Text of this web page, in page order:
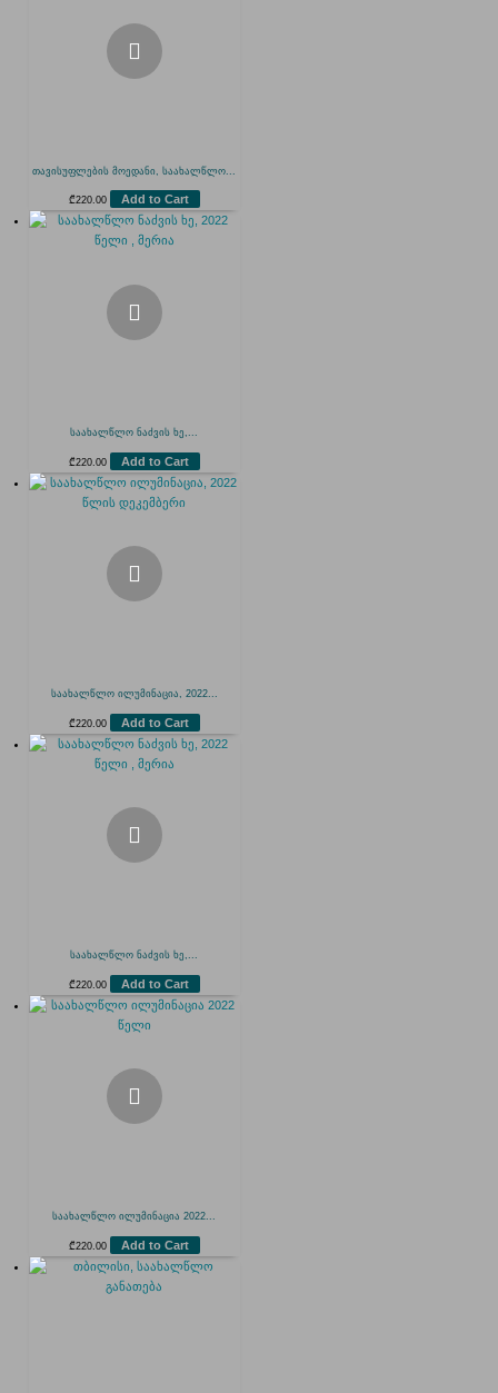
თავისუფლების მოედანი, საახალწლო...
₾220.00 Add to Cart
საახალწლო ნაძვის ხე,...
₾220.00 Add to Cart
საახალწლო ილუმინაცია, 2022...
₾220.00 Add to Cart
საახალწლო ნაძვის ხე,...
₾220.00 Add to Cart
საახალწლო ილუმინაცია 2022...
₾220.00 Add to Cart